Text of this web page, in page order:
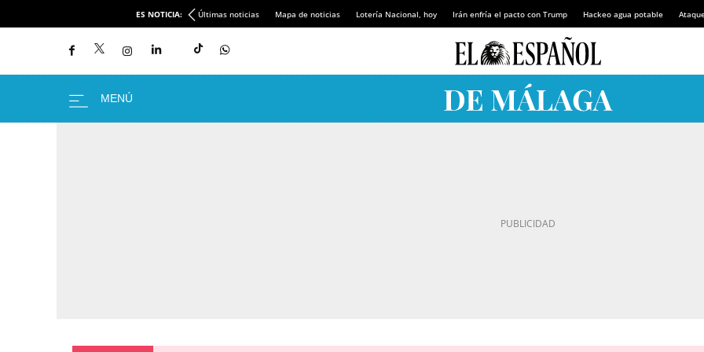
ES NOTICIA: Últimas noticias Mapa de noticias Lotería Nacional, hoy Irán enfría el pacto con Trump Hackeo agua potable